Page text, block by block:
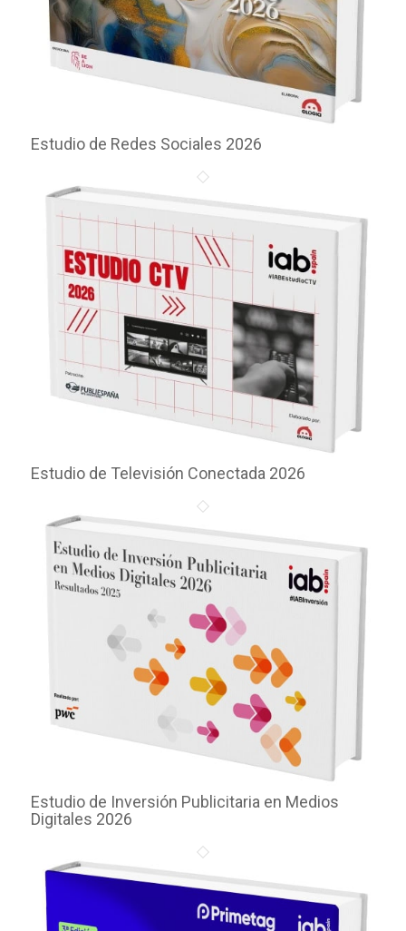
Estudio de Redes Sociales 2026
Estudio de Televisión Conectada 2026
Estudio de Inversión Publicitaria en Medios
Digitales 2026